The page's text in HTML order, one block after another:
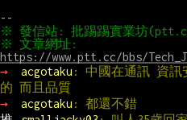
https://www.ptt.cc/bbs/
→
acgotaku : 中國在通訊 資訊
的 而且品質
→
acgotaku : 都還不錯